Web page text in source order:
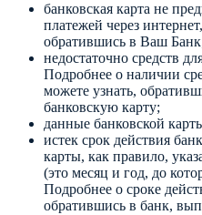
банковская карта не
платежей через
обратившись в Ваш
недостаточно средств
Подробнее о наличии
можете узнать,
банковскую карту;
данные банковской
истек срок действия
карты, как правило,
(это месяц и год, до
Подробнее о сроке
обратившись в банк,